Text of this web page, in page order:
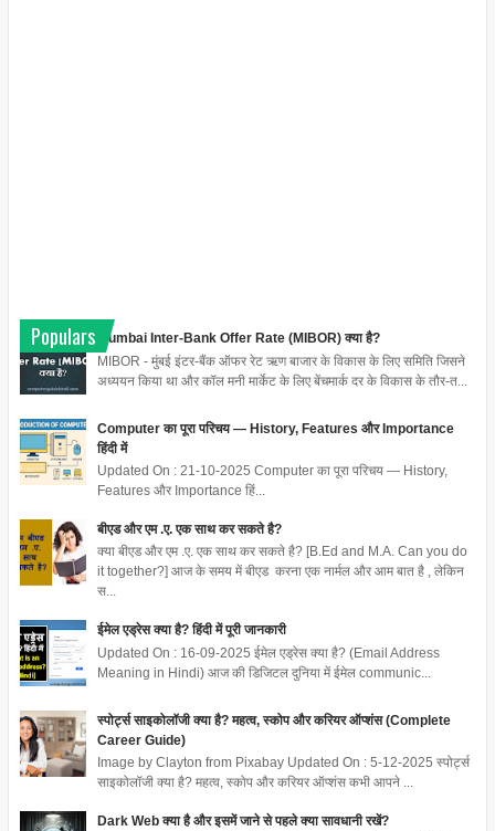
Populars
Mumbai Inter-Bank Offer Rate (MIBOR) क्या है?
MIBOR - मुंबई इंटर-बैंक ऑफर रेट ऋण बाजार के विकास के लिए समिति जिसने
अध्ययन किया था और कॉल मनी मार्केट के लिए बेंचमार्क दर के विकास के तौर-त...
Computer का पूरा परिचय — History, Features और Importance
हिंदी में
Updated On : 21-10-2025 Computer का पूरा परिचय — History,
Features और Importance हिं...
बीएड और एम .ए. एक साथ कर सकते है?
क्या बीएड और एम .ए. एक साथ कर सकते है? [B.Ed and M.A. Can you do
it together?] आज के समय में बीएड करना एक नार्मल और आम बात है , लेकिन
स...
ईमेल एड्रेस क्या है? हिंदी में पूरी जानकारी
Updated On : 16-09-2025 ईमेल एड्रेस क्या है? (Email Address
Meaning in Hindi) आज की डिजिटल दुनिया में ईमेल communic...
स्पोर्ट्स साइकोलॉजी क्या है? महत्व, स्कोप और करियर ऑप्शंस (Complete
Career Guide)
Image by Clayton from Pixabay Updated On : 5-12-2025 स्पोर्ट्स
साइकोलॉजी क्या है? महत्व, स्कोप और करियर ऑप्शंस कभी आपने ...
Dark Web क्या है और इसमें जाने से पहले क्या सावधानी रखें?